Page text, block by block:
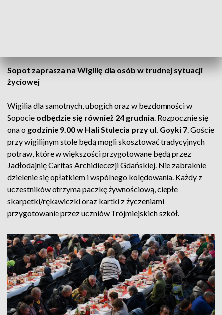
Sopot zaprasza na Wigilię dla osób w trudnej sytuacji
życiowej
Wigilia dla samotnych, ubogich oraz w bezdomności w
Sopocie odbędzie się również 24 grudnia. Rozpocznie się
ona o godzinie 9.00 w Hali Stulecia przy ul. Goyki 7. Goście
przy wigilijnym stole będą mogli skosztować tradycyjnych
potraw, które w większości przygotowane będą przez
Jadłodajnię Caritas Archidiecezji Gdańskiej. Nie zabraknie
dzielenie się opłatkiem i wspólnego kolędowania. Każdy z
uczestników otrzyma paczkę żywnościową, ciepłe
skarpetki/rękawiczki oraz kartki z życzeniami
przygotowanie przez uczniów Trójmiejskich szkół.